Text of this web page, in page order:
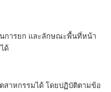
การยก และลักษณะพื้นที่หน้า
ด้
สาหกรรมได้ โดยปฏิบัติตามข้อ